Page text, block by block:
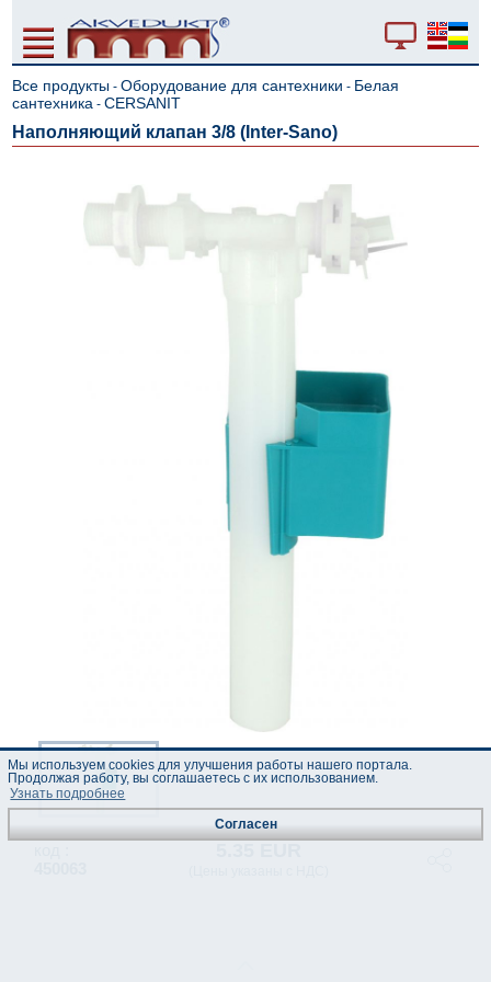
Все продукты -Оборудование для сантехники - Белая
сантехника -CERSANIT
Наполняющий клапан 3/8 (Inter-Sano)
Мы используем cookies для улучшения работы нашего портала.
Продолжая работу, вы соглашаетесь с их использованием.
Узнать подробнее
Согласен